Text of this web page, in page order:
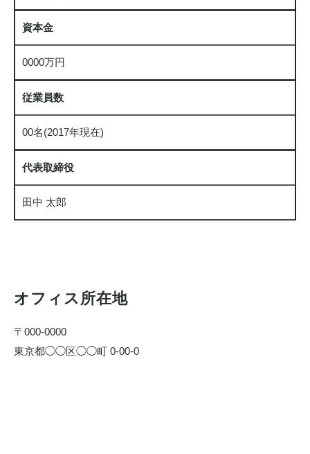
資本金
0000万円
従業員数
00名(2017年現在)
代表取締役
田中 太郎
オフィス所在地
〒000-0000
東京都◯◯区◯◯町 0-00-0